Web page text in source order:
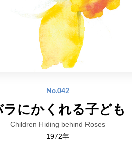
No.042
ラにかくれる子ども
Children Hiding behind Roses
1972年